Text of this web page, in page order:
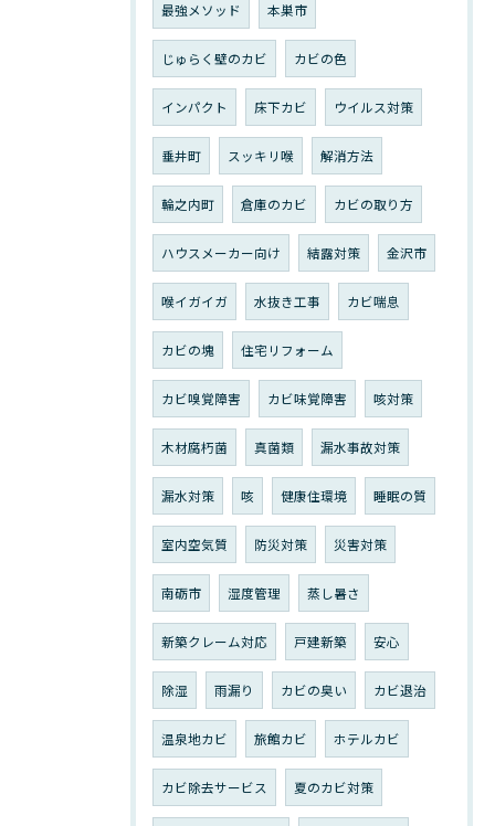
最強メソッド 本巣市
じゅらく壁のカビ カビの色
インパクト 床下カビ ウイルス対策
垂井町 スッキリ喉 解消方法
輪之内町 倉庫のカビ カビの取り方
ハウスメーカー向け 結露対策 金沢市
喉イガイガ 水抜き工事 カビ喘息
カビの塊 住宅リフォーム
カビ嗅覚障害 カビ味覚障害 咳対策
木材腐朽菌 真菌類 漏水事故対策
漏水対策 咳 健康住環境 睡眠の質
室内空気質 防災対策 災害対策
南砺市 湿度管理 蒸し暑さ
新築クレーム対応 戸建新築 安心
除湿 雨漏り カビの臭い カビ退治
温泉地カビ 旅館カビ ホテルカビ
カビ除去サービス 夏のカビ対策